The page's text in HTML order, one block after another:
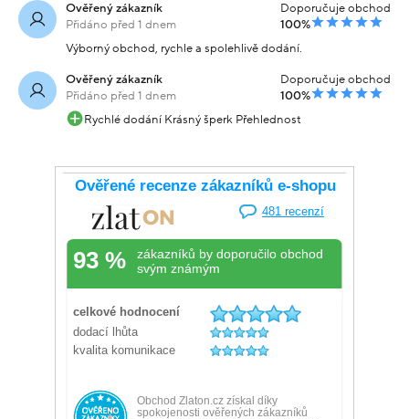
Ověřený zákazník
Přidáno před 1 dnem
Doporučuje obchod
100%
Výborný obchod, rychle a spolehlivě dodání.
Ověřený zákazník
Přidáno před 1 dnem
Doporučuje obchod
100%
Rychlé dodání Krásný šperk Přehlednost